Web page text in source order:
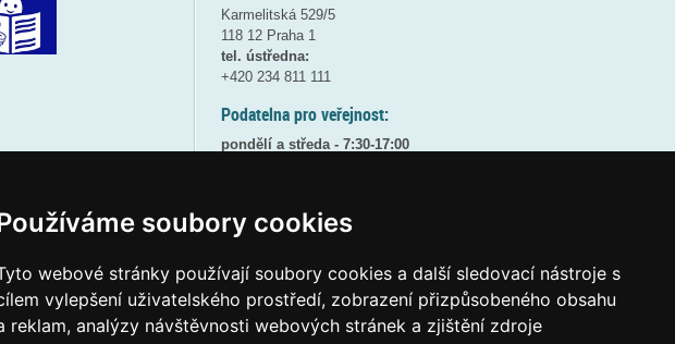
soubory cookies
webové stránky používají soubory cookies a další sledovací nástroje s
vylepšení uživatelského prostředí, zobrazení přizpůsobeného obsahu
reklam, analýzy návštěvnosti webových stránek a zjištění zdroje
Karmelitská 529/5
118 12 Praha 1
tel. ústředna:
+420 234 811 111
Podatelna pro veřejnost:
pondělí a středa - 7:30-17:00
8:30 - 9:30 - bezpečnostní přestávka
Elektronická podatelna:
posta@msmtgov cz